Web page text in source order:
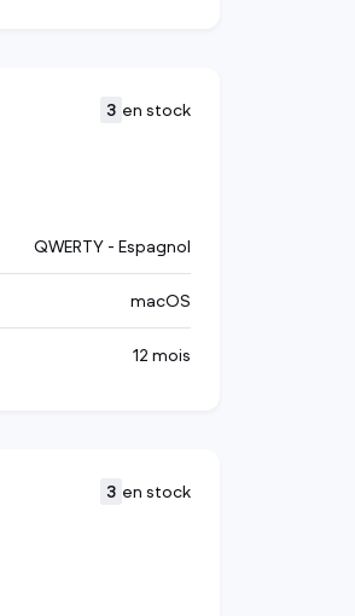
3 en stock
QWERTY - Espagnol
macOS
12 mois
3 en stock